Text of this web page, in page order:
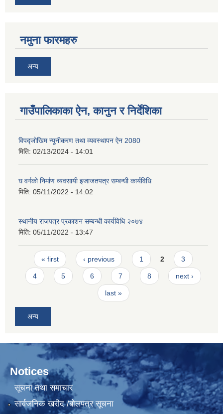
नमुना फारमहरु
अन्य
गाउँपालिकाका ऐन, कानुन र निर्देशिका
विपद्जोखिम न्यूनीकरण तथा व्यवस्थापन ऐन 2080
मिति: 02/13/2024 - 14:01
घ वर्गको निर्माण व्यवसायी इजाजतपत्र सम्बन्धी कार्यविधि
मिति: 05/11/2022 - 14:02
स्थानीय राजपत्र प्रकाशन सम्बन्धी कार्यविधि २०७४
मिति: 05/11/2022 - 13:47
Pages
« first ‹ previous 1 2 3
4 5 6 7 8 next ›
last »
अन्य
Notices
सूचना तथा समाचार
सार्वजनिक खरीद /बोलपत्र सूचना